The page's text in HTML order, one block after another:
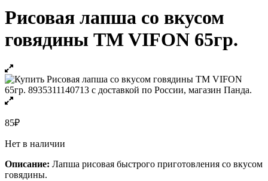
Рисовая лапша со вкусом
говядины TM VIFON 65гр.
85₽
Нет в наличии
Описание: Лапша рисовая быстрого приготовления со вкусом
говядины.